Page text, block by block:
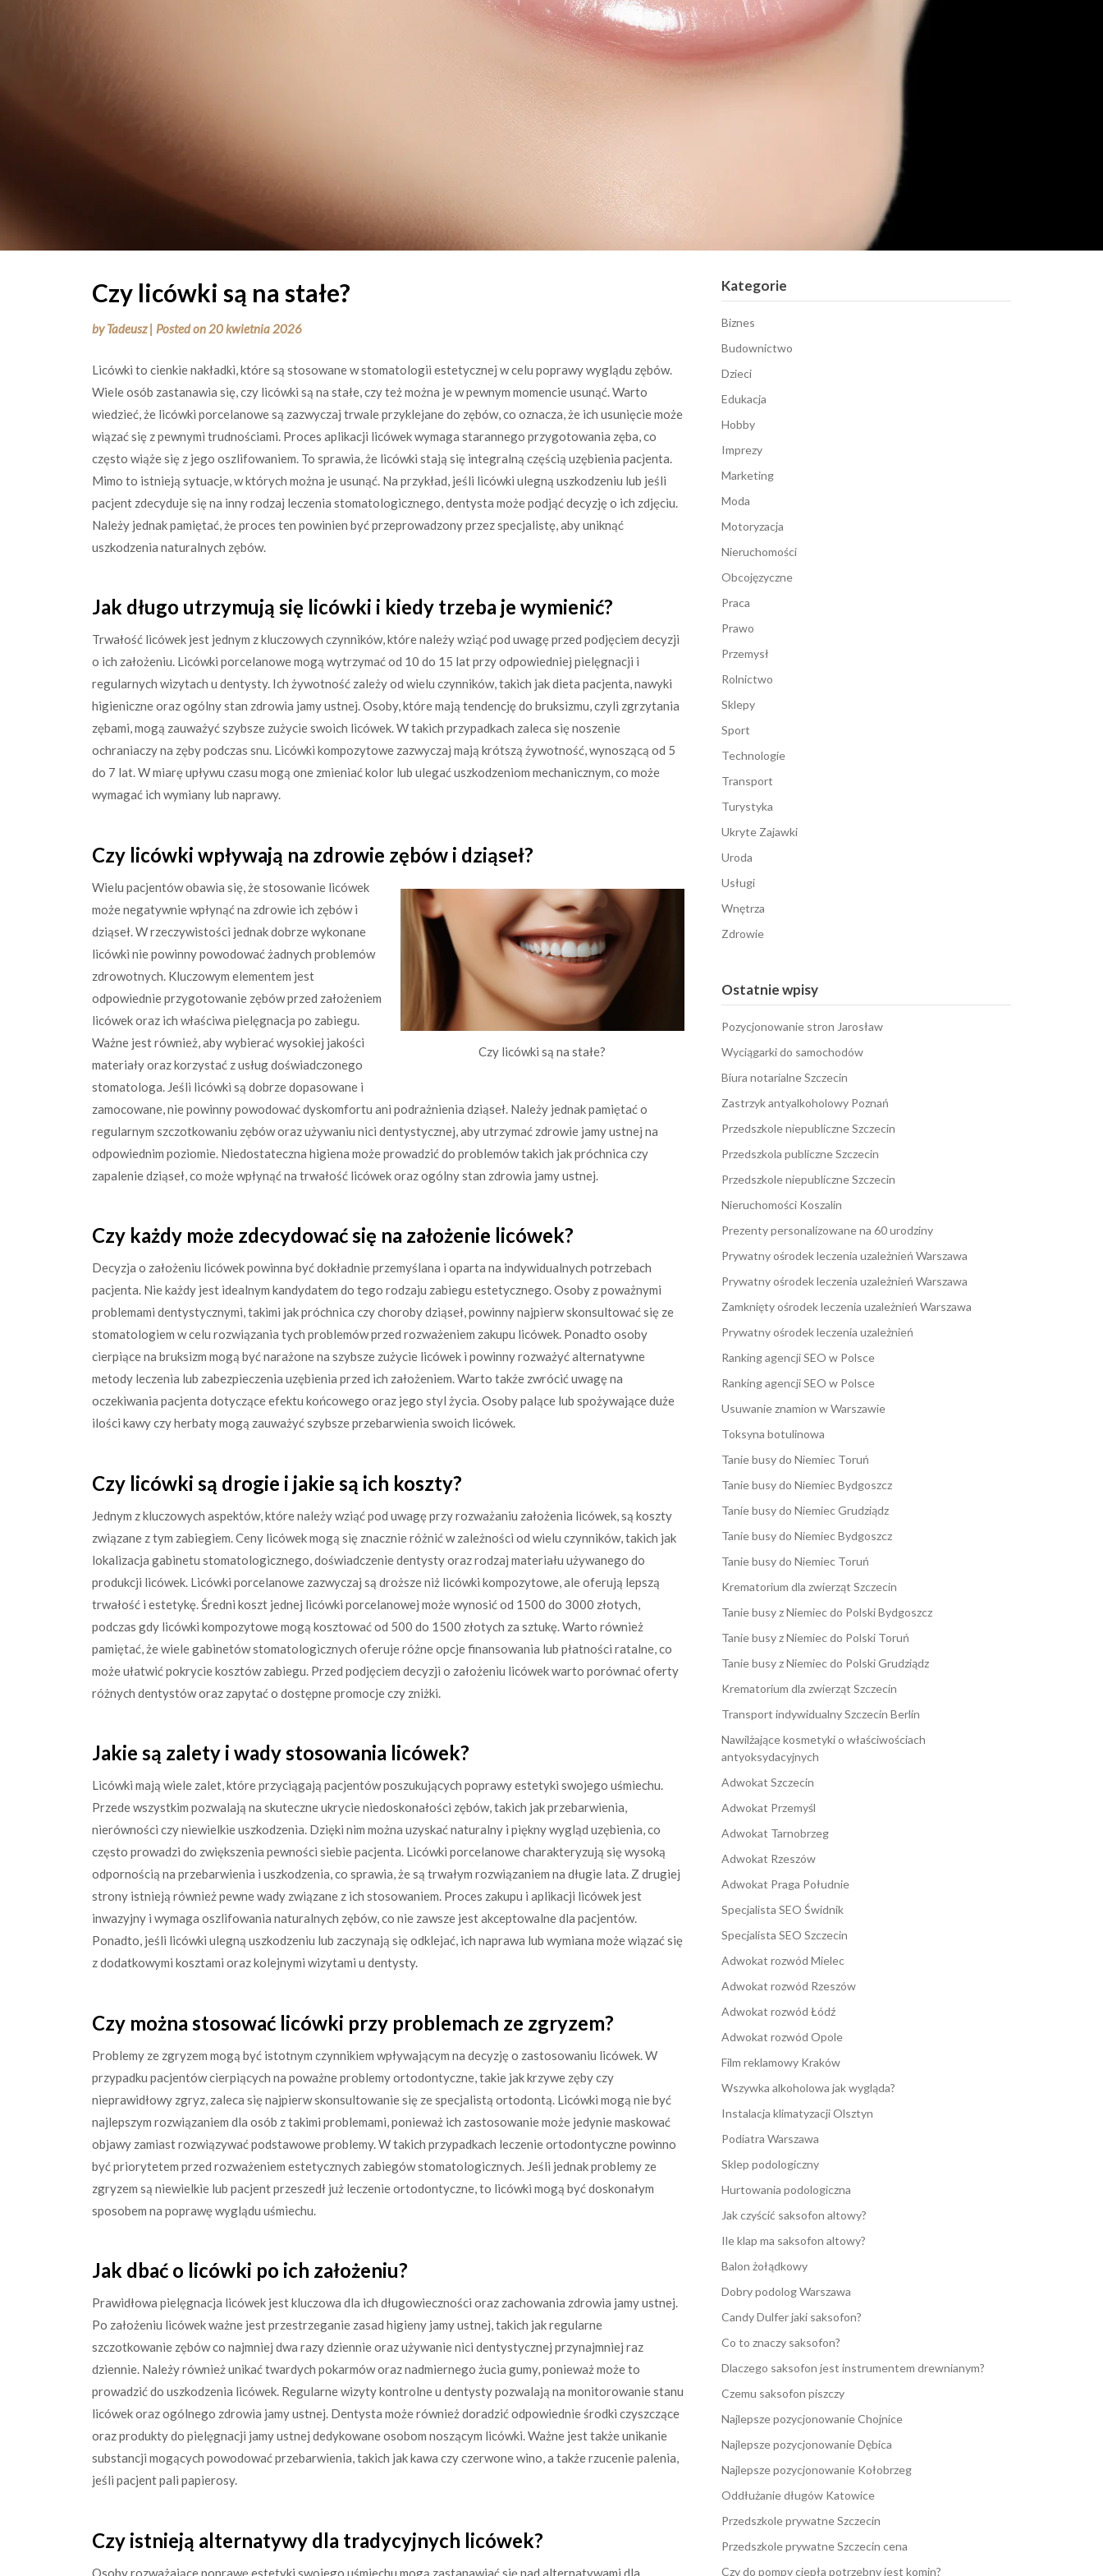
Czy licówki są na stałe?
byTadeusz | Posted on20 kwietnia 2026
Licówki to cienkie nakładki, które są stosowane w stomatologii estetycznej w celu poprawy wyglądu zębów.
Wiele osób zastanawia się, czy licówki są na stałe, czy też można je w pewnym momencie usunąć. Warto
wiedzieć, że licówki porcelanowe są zazwyczaj trwale przyklejane do zębów, co oznacza, że ich usunięcie może
wiązać się z pewnymi trudnościami. Proces aplikacji licówek wymaga starannego przygotowania zęba, co
często wiąże się z jego oszlifowaniem. To sprawia, że licówki stają się integralną częścią uzębienia pacjenta.
Mimo to istnieją sytuacje, w których można je usunąć. Na przykład, jeśli licówki ulegną uszkodzeniu lub jeśli
pacjent zdecyduje się na inny rodzaj leczenia stomatologicznego, dentysta może podjąć decyzję o ich zdjęciu.
Należy jednak pamiętać, że proces ten powinien być przeprowadzony przez specjalistę, aby uniknąć
uszkodzenia naturalnych zębów.
Jak długo utrzymują się licówki i kiedy trzeba je wymienić?
Trwałość licówek jest jednym z kluczowych czynników, które należy wziąć pod uwagę przed podjęciem decyzji
o ich założeniu. Licówki porcelanowe mogą wytrzymać od 10 do 15 lat przy odpowiedniej pielęgnacji i
regularnych wizytach u dentysty. Ich żywotność zależy od wielu czynników, takich jak dieta pacjenta, nawyki
higieniczne oraz ogólny stan zdrowia jamy ustnej. Osoby, które mają tendencję do bruksizmu, czyli zgrzytania
zębami, mogą zauważyć szybsze zużycie swoich licówek. W takich przypadkach zaleca się noszenie
ochraniaczy na zęby podczas snu. Licówki kompozytowe zazwyczaj mają krótszą żywotność, wynoszącą od 5
do 7 lat. W miarę upływu czasu mogą one zmieniać kolor lub ulegać uszkodzeniom mechanicznym, co może
wymagać ich wymiany lub naprawy.
Czy licówki wpływają na zdrowie zębów i dziąseł?
Czy licówki są na stałe?
Wielu pacjentów obawia się, że stosowanie licówek
może negatywnie wpłynąć na zdrowie ich zębów i
dziąseł. W rzeczywistości jednak dobrze wykonane
licówki nie powinny powodować żadnych problemów
zdrowotnych. Kluczowym elementem jest
odpowiednie przygotowanie zębów przed założeniem
licówek oraz ich właściwa pielęgnacja po zabiegu.
Ważne jest również, aby wybierać wysokiej jakości
materiały oraz korzystać z usług doświadczonego
stomatologa. Jeśli licówki są dobrze dopasowane i
zamocowane, nie powinny powodować dyskomfortu ani podrażnienia dziąseł. Należy jednak pamiętać o
regularnym szczotkowaniu zębów oraz używaniu nici dentystycznej, aby utrzymać zdrowie jamy ustnej na
odpowiednim poziomie. Niedostateczna higiena może prowadzić do problemów takich jak próchnica czy
zapalenie dziąseł, co może wpłynąć na trwałość licówek oraz ogólny stan zdrowia jamy ustnej.
Czy każdy może zdecydować się na założenie licówek?
Decyzja o założeniu licówek powinna być dokładnie przemyślana i oparta na indywidualnych potrzebach
pacjenta. Nie każdy jest idealnym kandydatem do tego rodzaju zabiegu estetycznego. Osoby z poważnymi
problemami dentystycznymi, takimi jak próchnica czy choroby dziąseł, powinny najpierw skonsultować się ze
stomatologiem w celu rozwiązania tych problemów przed rozważeniem zakupu licówek. Ponadto osoby
cierpiące na bruksizm mogą być narażone na szybsze zużycie licówek i powinny rozważyć alternatywne
metody leczenia lub zabezpieczenia uzębienia przed ich założeniem. Warto także zwrócić uwagę na
oczekiwania pacjenta dotyczące efektu końcowego oraz jego styl życia. Osoby palące lub spożywające duże
ilości kawy czy herbaty mogą zauważyć szybsze przebarwienia swoich licówek.
Czy licówki są drogie i jakie są ich koszty?
Jednym z kluczowych aspektów, które należy wziąć pod uwagę przy rozważaniu założenia licówek, są koszty
związane z tym zabiegiem. Ceny licówek mogą się znacznie różnić w zależności od wielu czynników, takich jak
lokalizacja gabinetu stomatologicznego, doświadczenie dentysty oraz rodzaj materiału używanego do
produkcji licówek. Licówki porcelanowe zazwyczaj są droższe niż licówki kompozytowe, ale oferują lepszą
trwałość i estetykę. Średni koszt jednej licówki porcelanowej może wynosić od 1500 do 3000 złotych,
podczas gdy licówki kompozytowe mogą kosztować od 500 do 1500 złotych za sztukę. Warto również
pamiętać, że wiele gabinetów stomatologicznych oferuje różne opcje finansowania lub płatności ratalne, co
może ułatwić pokrycie kosztów zabiegu. Przed podjęciem decyzji o założeniu licówek warto porównać oferty
różnych dentystów oraz zapytać o dostępne promocje czy zniżki.
Jakie są zalety i wady stosowania licówek?
Licówki mają wiele zalet, które przyciągają pacjentów poszukujących poprawy estetyki swojego uśmiechu.
Przede wszystkim pozwalają na skuteczne ukrycie niedoskonałości zębów, takich jak przebarwienia,
nierówności czy niewielkie uszkodzenia. Dzięki nim można uzyskać naturalny i piękny wygląd uzębienia, co
często prowadzi do zwiększenia pewności siebie pacjenta. Licówki porcelanowe charakteryzują się wysoką
odpornością na przebarwienia i uszkodzenia, co sprawia, że są trwałym rozwiązaniem na długie lata. Z drugiej
strony istnieją również pewne wady związane z ich stosowaniem. Proces zakupu i aplikacji licówek jest
inwazyjny i wymaga oszlifowania naturalnych zębów, co nie zawsze jest akceptowalne dla pacjentów.
Ponadto, jeśli licówki ulegną uszkodzeniu lub zaczynają się odklejać, ich naprawa lub wymiana może wiązać się
z dodatkowymi kosztami oraz kolejnymi wizytami u dentysty.
Czy można stosować licówki przy problemach ze zgryzem?
Problemy ze zgryzem mogą być istotnym czynnikiem wpływającym na decyzję o zastosowaniu licówek. W
przypadku pacjentów cierpiących na poważne problemy ortodontyczne, takie jak krzywe zęby czy
nieprawidłowy zgryz, zaleca się najpierw skonsultowanie się ze specjalistą ortodontą. Licówki mogą nie być
najlepszym rozwiązaniem dla osób z takimi problemami, ponieważ ich zastosowanie może jedynie maskować
objawy zamiast rozwiązywać podstawowe problemy. W takich przypadkach leczenie ortodontyczne powinno
być priorytetem przed rozważeniem estetycznych zabiegów stomatologicznych. Jeśli jednak problemy ze
zgryzem są niewielkie lub pacjent przeszedł już leczenie ortodontyczne, to licówki mogą być doskonałym
sposobem na poprawę wyglądu uśmiechu.
Jak dbać o licówki po ich założeniu?
Prawidłowa pielęgnacja licówek jest kluczowa dla ich długowieczności oraz zachowania zdrowia jamy ustnej.
Po założeniu licówek ważne jest przestrzeganie zasad higieny jamy ustnej, takich jak regularne
szczotkowanie zębów co najmniej dwa razy dziennie oraz używanie nici dentystycznej przynajmniej raz
dziennie. Należy również unikać twardych pokarmów oraz nadmiernego żucia gumy, ponieważ może to
prowadzić do uszkodzenia licówek. Regularne wizyty kontrolne u dentysty pozwalają na monitorowanie stanu
licówek oraz ogólnego zdrowia jamy ustnej. Dentysta może również doradzić odpowiednie środki czyszczące
oraz produkty do pielęgnacji jamy ustnej dedykowane osobom noszącym licówki. Ważne jest także unikanie
substancji mogących powodować przebarwienia, takich jak kawa czy czerwone wino, a także rzucenie palenia,
jeśli pacjent pali papierosy.
Czy istnieją alternatywy dla tradycyjnych licówek?
Osoby rozważające poprawę estetyki swojego uśmiechu mogą zastanawiać się nad alternatywami dla
Kategorie
Biznes
Budownictwo
Dzieci
Edukacja
Hobby
Imprezy
Marketing
Moda
Motoryzacja
Nieruchomości
Obcojęzyczne
Praca
Prawo
Przemysł
Rolnictwo
Sklepy
Sport
Technologie
Transport
Turystyka
Ukryte Zajawki
Uroda
Usługi
Wnętrza
Zdrowie
Ostatnie wpisy
Pozycjonowanie stron Jarosław
Wyciągarki do samochodów
Biura notarialne Szczecin
Zastrzyk antyalkoholowy Poznań
Przedszkole niepubliczne Szczecin
Przedszkola publiczne Szczecin
Przedszkole niepubliczne Szczecin
Nieruchomości Koszalin
Prezenty personalizowane na 60 urodziny
Prywatny ośrodek leczenia uzależnień Warszawa
Prywatny ośrodek leczenia uzależnień Warszawa
Zamknięty ośrodek leczenia uzależnień Warszawa
Prywatny ośrodek leczenia uzależnień
Ranking agencji SEO w Polsce
Ranking agencji SEO w Polsce
Usuwanie znamion w Warszawie
Toksyna botulinowa
Tanie busy do Niemiec Toruń
Tanie busy do Niemiec Bydgoszcz
Tanie busy do Niemiec Grudziądz
Tanie busy do Niemiec Bydgoszcz
Tanie busy do Niemiec Toruń
Krematorium dla zwierząt Szczecin
Tanie busy z Niemiec do Polski Bydgoszcz
Tanie busy z Niemiec do Polski Toruń
Tanie busy z Niemiec do Polski Grudziądz
Krematorium dla zwierząt Szczecin
Transport indywidualny Szczecin Berlin
Nawilżające kosmetyki o właściwościach
antyoksydacyjnych
Adwokat Szczecin
Adwokat Przemyśl
Adwokat Tarnobrzeg
Adwokat Rzeszów
Adwokat Praga Południe
Specjalista SEO Świdnik
Specjalista SEO Szczecin
Adwokat rozwód Mielec
Adwokat rozwód Rzeszów
Adwokat rozwód Łódź
Adwokat rozwód Opole
Film reklamowy Kraków
Wszywka alkoholowa jak wygląda?
Instalacja klimatyzacji Olsztyn
Podiatra Warszawa
Sklep podologiczny
Hurtowania podologiczna
Jak czyścić saksofon altowy?
Ile klap ma saksofon altowy?
Balon żołądkowy
Dobry podolog Warszawa
Candy Dulfer jaki saksofon?
Co to znaczy saksofon?
Dlaczego saksofon jest instrumentem drewnianym?
Czemu saksofon piszczy
Najlepsze pozycjonowanie Chojnice
Najlepsze pozycjonowanie Dębica
Najlepsze pozycjonowanie Kołobrzeg
Oddłużanie długów Katowice
Przedszkole prywatne Szczecin
Przedszkole prywatne Szczecin cena
Czy do pompy ciepła potrzebny jest komin?